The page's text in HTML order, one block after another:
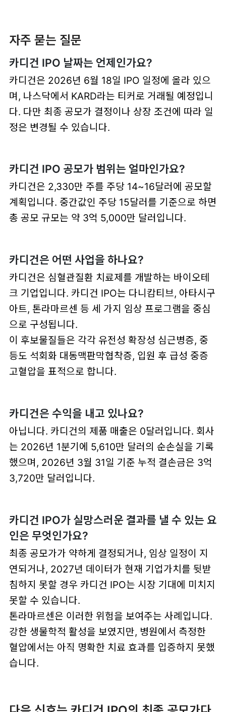
자주 묻는 질문
카디건 IPO 날짜는 언제인가요?
카디건은 2026년 6월 18일 IPO 일정에 올라 있으
며, 나스닥에서 KARD라는 티커로 거래될 예정입니
다. 다만 최종 공모가 결정이나 상장 조건에 따라 일
정은 변경될 수 있습니다.
카디건 IPO 공모가 범위는 얼마인가요?
카디건은 2,330만 주를 주당 14~16달러에 공모할
계획입니다. 중간값인 주당 15달러를 기준으로 하면
총 공모 규모는 약 3억 5,000만 달러입니다.
카디건은 어떤 사업을 하나요?
카디건은 심혈관질환 치료제를 개발하는 바이오테
크 기업입니다. 카디건 IPO는 다니캄티브, 아타시구
아트, 톤라마르센 등 세 가지 임상 프로그램을 중심
으로 구성됩니다.
이 후보물질들은 각각 유전성 확장성 심근병증, 중
등도 석회화 대동맥판막협착증, 입원 후 급성 중증
고혈압을 표적으로 합니다.
카디건은 수익을 내고 있나요?
아닙니다. 카디건의 제품 매출은 0달러입니다. 회사
는 2026년 1분기에 5,610만 달러의 순손실을 기록
했으며, 2026년 3월 31일 기준 누적 결손금은 3억
3,720만 달러입니다.
카디건 IPO가 실망스러운 결과를 낼 수 있는 요
인은 무엇인가요?
최종 공모가가 약하게 결정되거나, 임상 일정이 지
연되거나, 2027년 데이터가 현재 기업가치를 뒷받
침하지 못할 경우 카디건 IPO는 시장 기대에 미치지
못할 수 있습니다.
톤라마르센은 이러한 위험을 보여주는 사례입니다.
강한 생물학적 활성을 보였지만, 병원에서 측정한
혈압에서는 아직 명확한 치료 효과를 입증하지 못했
습니다.